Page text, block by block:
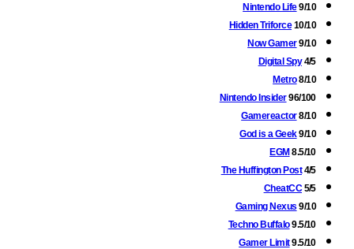
Nintendo Life
9/10
Hidden Triforce
10/10
Now Gamer
9/10
Digital Spy4/5
Metro
8/10
Nintendo Insider96/100
Gamereactor
8/10
God is a Geek
9/10
EGM
8.5/10
The Huffington Post4/5
CheatCC5/5
Gaming Nexus
9/10
Techno Buffalo
9.5/10
Gamer Limit
9.5/10